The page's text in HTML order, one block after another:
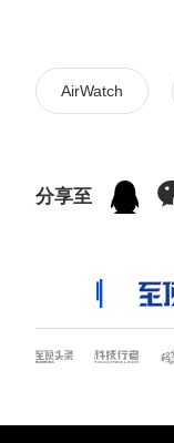
AirWatch
分享至